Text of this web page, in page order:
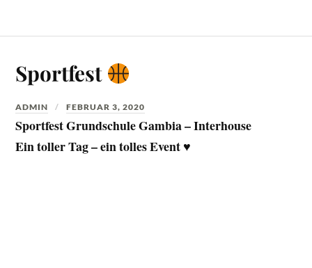
Sportfest
ADMIN FEBRUAR 3, 2020
Sportfest Grundschule Gambia – Interhouse
Ein toller Tag – ein tolles Event ♥️